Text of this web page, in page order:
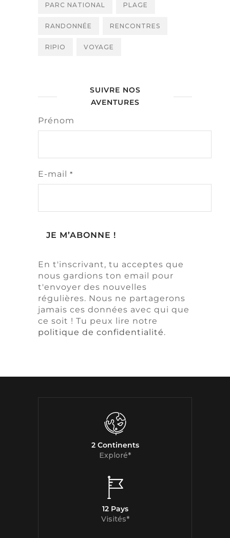
PARC NATIONAL PLAGE
RANDONNÉE RENCONTRES
RIPIO VOYAGE
SUIVRE NOS
AVENTURES
Prénom
E-mail *
En t'inscrivant, tu acceptes que
nous gardions ton email pour
t'envoyer des nouvelles
régulières. Nous ne partagerons
jamais ces données avec qui que
ce soit ! Tu peux lire notre
politique de confidentialité.
2 Continents
Exploré*
12 Pays
Visités*